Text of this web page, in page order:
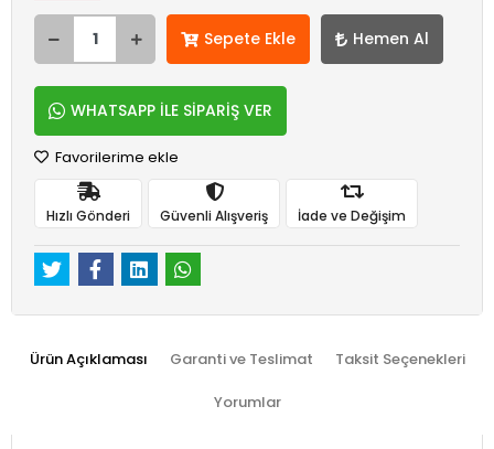
Sepete Ekle Hemen Al
WHATSAPP İLE SİPARİŞ VER
Favorilerime ekle
Hızlı Gönderi Güvenli Alışveriş İade ve Değişim
Ürün Açıklaması Garanti ve Teslimat Taksit Seçenekleri
Yorumlar